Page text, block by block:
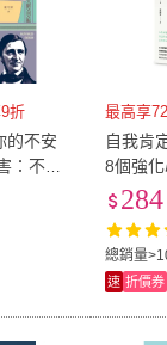
折
的不安
：不再
暢銷紀
最高享
自我肯
8個強化
習 結合
總銷量
284
速 折價券